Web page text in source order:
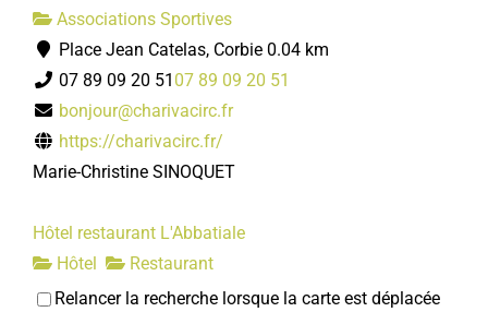
Mairie
Relais Assistants Maternels
Services municipaux
10, parking de l'Enclos 80800 Corbie
03 22 96 43 2603 22 96 43 26
Mairie
Associations Sportives
Place Jean Catelas, Corbie 0.04 km
07 89 09 20 51 07 89 09 20 51
bonjour@charivacirc.fr
https://charivacirc.fr/
Marie-Christine SINOQUET
Hôtel restaurant L'Abbatiale
Hôtel
Restaurant
9/11, Place Jean Catelas 80800 Corbie 0.04 km
Relancer la recherche lorsque la carte est déplacée